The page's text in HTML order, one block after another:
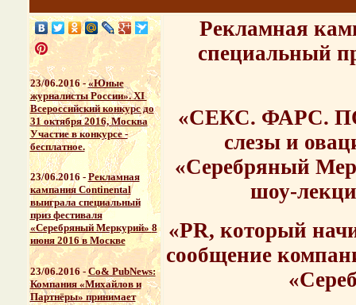
23/06.2016 - «Юные
журналисты России». ХI
Всероссийский конкурс до
31 октября 2016, Москва
Участие в конкурсе -
бесплатное.
23/06.2016 - Рекламная
кампания Continental
выиграла специальный
приз фестиваля
«Серебряный Меркурий»8
июня 2016 в Москве
23/06.2016 - Со& PubNews:
Компания «Михайлов и
Партнёры» принимает
Рекламная
специальный
«СЕКС. ФАРС.
слезы и
«Серебряный
шоу-
«PR, который
сообщение